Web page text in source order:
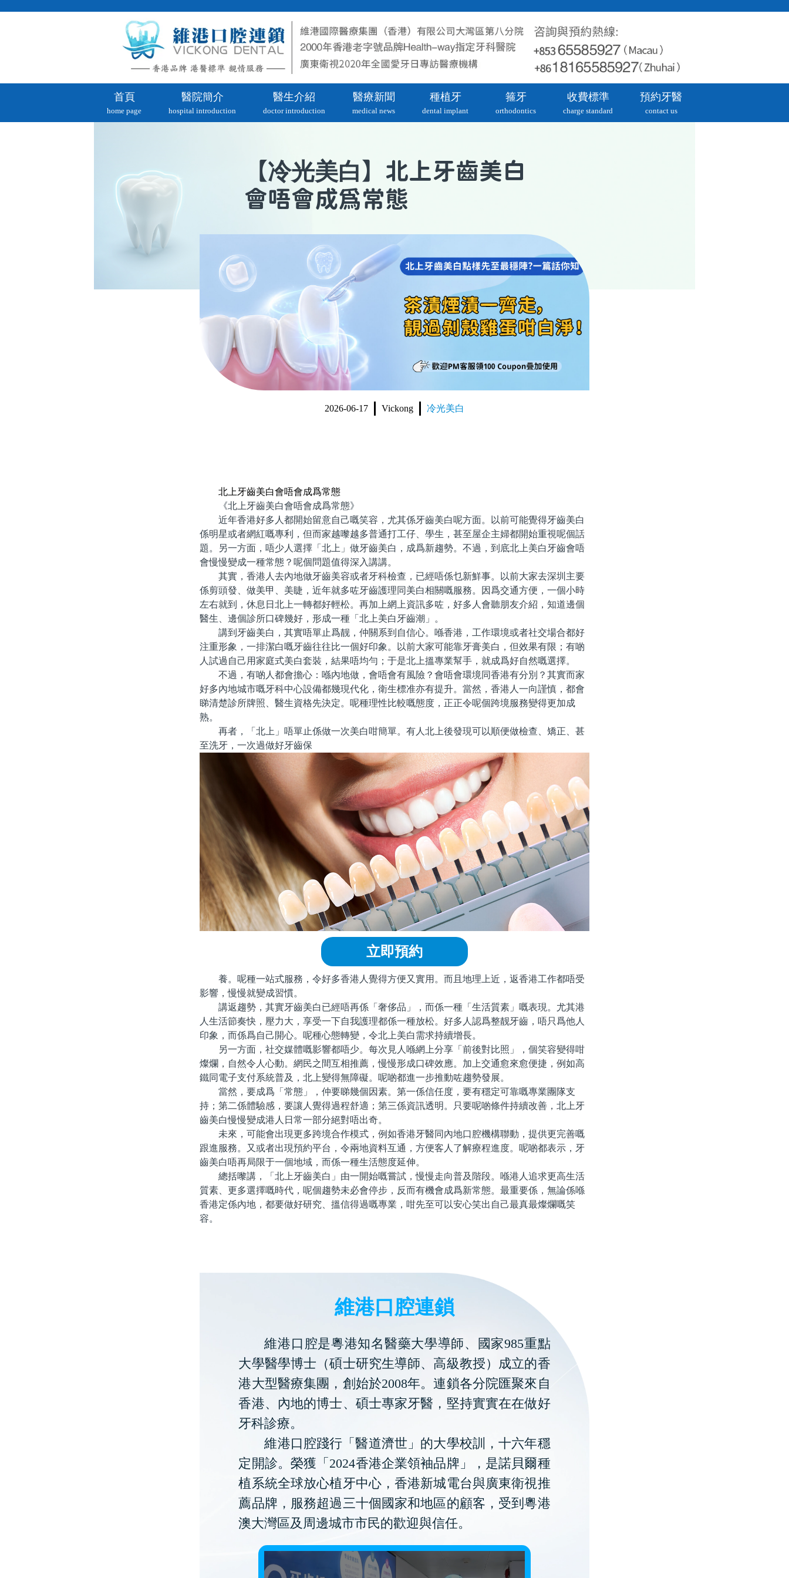
首頁
home page
醫院簡介
hospital introduction
醫生介紹
doctor introduction
醫療新聞
medical news
種植牙
dental implant
箍牙
orthodontics
收費標準
charge standard
預約牙醫
contact us
【冷光美白 】北上牙齒美白
會唔會成爲常態
2026-06-17 Vickong 冷光美白
北上牙齒美白會唔會成爲常態
《北上牙齒美白會唔會成爲常態》
近年香港好多人都開始留意自己嘅笑容，尤其係牙齒美白呢方面。以前可能覺得牙齒美白
係明星或者網紅嘅專利，但而家越嚟越多普通打工仔、學生，甚至屋企主婦都開始重視呢個話
題。另一方面，唔少人選擇「北上」做牙齒美白，成爲新趨勢。不過，到底北上美白牙齒會唔
會慢慢變成一種常態？呢個問題值得深入講講。
其實，香港人去內地做牙齒美容或者牙科檢查，已經唔係乜新鮮事。以前大家去深圳主要
係剪頭發、做美甲、美睫，近年就多咗牙齒護理同美白相關嘅服務。因爲交通方便，一個小時
左右就到，休息日北上一轉都好輕松。再加上網上資訊多咗，好多人會聽朋友介紹，知道邊個
醫生、邊個診所口碑幾好，形成一種「北上美白牙齒潮」。
講到牙齒美白，其實唔單止爲靓，仲關系到自信心。喺香港，工作環境或者社交場合都好
注重形象，一排潔白嘅牙齒往往比一個好印象。以前大家可能靠牙膏美白，但效果有限；有啲
人試過自己用家庭式美白套裝，結果唔均勻；于是北上搵專業幫手，就成爲好自然嘅選擇。
不過，有啲人都會擔心：喺內地做，會唔會有風險？會唔會環境同香港有分別？其實而家
好多內地城市嘅牙科中心設備都幾現代化，衛生標准亦有提升。當然，香港人一向謹慎，都會
睇清楚診所牌照、醫生資格先決定。呢種理性比較嘅態度，正正令呢個跨境服務變得更加成
熟。
再者，「北上」唔單止係做一次美白咁簡單。有人北上後發現可以順便做檢查、矯正、甚
至洗牙，一次過做好牙齒保
立即預約
養。呢種一站式服務，令好多香港人覺得方便又實用。而且地理上近，返香港工作都唔受
影響，慢慢就變成習慣。
講返趨勢，其實牙齒美白已經唔再係「奢侈品」，而係一種「生活質素」嘅表現。尤其港
人生活節奏快，壓力大，享受一下自我護理都係一種放松。好多人認爲整靓牙齒，唔只爲他人
印象，而係爲自己開心。呢種心態轉變，令北上美白需求持續增長。
另一方面，社交媒體嘅影響都唔少。每次見人喺網上分享「前後對比照」，個笑容變得咁
燦爛，自然令人心動。網民之間互相推薦，慢慢形成口碑效應。加上交通愈來愈便捷，例如高
鐵同電子支付系統普及，北上變得無障礙。呢啲都進一步推動咗趨勢發展。
當然，要成爲「常態」，仲要睇幾個因素。第一係信任度，要有穩定可靠嘅專業團隊支
持；第二係體驗感，要讓人覺得過程舒適；第三係資訊透明。只要呢啲條件持續改善，北上牙
齒美白慢慢變成港人日常一部分絕對唔出奇。
未來，可能會出現更多跨境合作模式，例如香港牙醫同內地口腔機構聯動，提供更完善嘅
跟進服務。又或者出現預約平台，令兩地資料互通，方便客人了解療程進度。呢啲都表示，牙
齒美白唔再局限于一個地域，而係一種生活態度延伸。
總括嚟講，「北上牙齒美白」由一開始嘅嘗試，慢慢走向普及階段。喺港人追求更高生活
質素、更多選擇嘅時代，呢個趨勢未必會停步，反而有機會成爲新常態。最重要係，無論係喺
香港定係內地，都要做好研究、搵信得過嘅專業，咁先至可以安心笑出自己最真最燦爛嘅笑
容。
維港口腔連鎖
維港口腔是粵港知名醫藥大學導師、國家985重點
大學醫學博士（碩士研究生導師、高級教授）成立的香
港大型醫療集團，創始於2008年。連鎖各分院匯聚來自
香港、內地的博士、碩士專家牙醫，堅持實實在在做好
牙科診療。
維港口腔踐行「醫道濟世」的大學校訓，十六年穩
定開診。榮獲「2024香港企業領袖品牌」，是諾貝爾種
植系統全球放心植牙中心，香港新城電台與廣東衛視推
薦品牌，服務超過三十個國家和地區的顧客，受到粵港
澳大灣區及周邊城市市民的歡迎與信任。